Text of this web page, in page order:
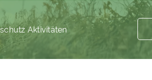
Aktivitäten